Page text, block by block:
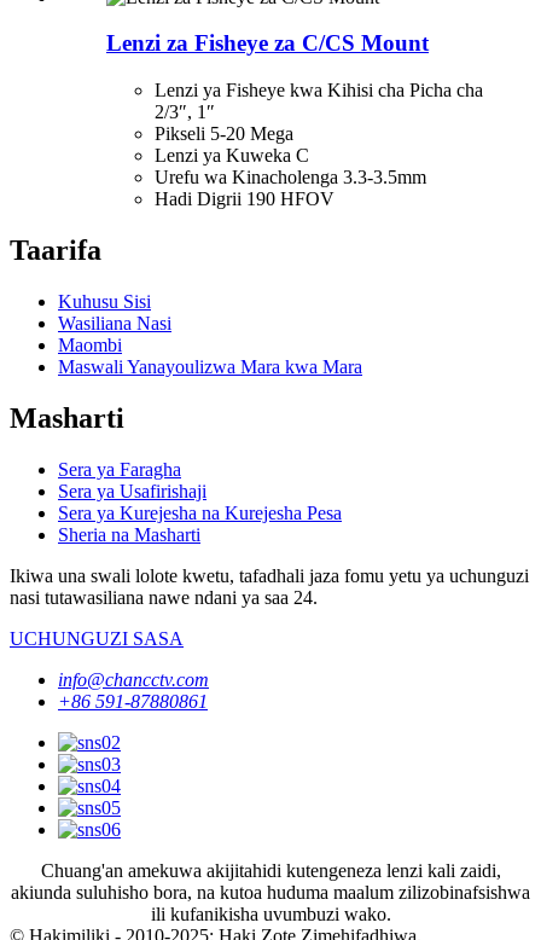
Lenzi za Fisheye za C/CS Mount
Lenzi ya Fisheye kwa Kihisi cha Picha cha
2/3″, 1″
Pikseli 5-20 Mega
Lenzi ya Kuweka C
Urefu wa Kinacholenga 3.3-3.5mm
Hadi Digrii 190 HFOV
Taarifa
Kuhusu Sisi
Wasiliana Nasi
Maombi
Maswali Yanayoulizwa Mara kwa Mara
Masharti
Sera ya Faragha
Sera ya Usafirishaji
Sera ya Kurejesha na Kurejesha Pesa
Sheria na Masharti
Ikiwa una swali lolote kwetu, tafadhali jaza fomu yetu ya uchunguzi
nasi tutawasiliana nawe ndani ya saa 24.
UCHUNGUZI SASA
info@chancctv.com
+86 591-87880861
Chuang'an amekuwa akijitahidi kutengeneza lenzi kali zaidi,
akiunda suluhisho bora, na kutoa huduma maalum zilizobinafsishwa
ili kufanikisha uvumbuzi wako.
© Hakimiliki - 2010-2025: Haki Zote Zimehifadhiwa.